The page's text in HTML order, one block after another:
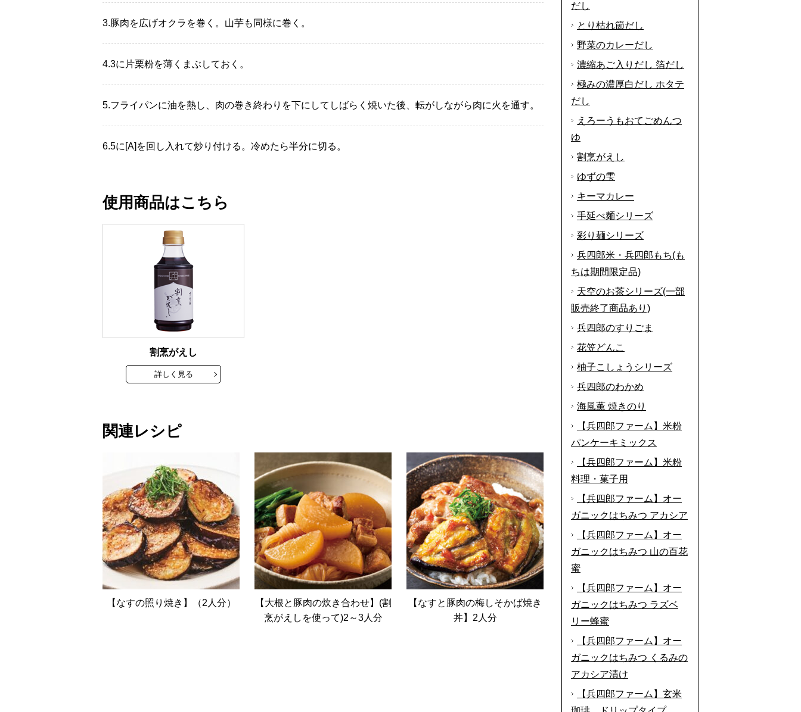
3.豚肉を広げオクラを巻く。山芋も同様に巻く。
4.3に片栗粉を薄くまぶしておく。
5.フライパンに油を熱し、肉の巻き終わりを下にしてしばらく焼いた後、転がしながら肉に火を通す。
6.5に[A]を回し入れて炒り付ける。冷めたら半分に切る。
使用商品はこちら
割烹がえし
詳しく見る
関連レシピ
【なすの照り焼き】（2人分）
【大根と豚肉の炊き合わせ】(割
烹がえしを使って)2～3人分
【なすと豚肉の梅しそかば焼き
丼】2人分
だし
とり枯れ節だし
野菜のカレーだし
濃縮あご入りだし 箔だし
極みの濃厚白だし ホタテ
だし
えろーうもおてごめんつ
ゆ
割烹がえし
ゆずの雫
キーマカレー
手延べ麺シリーズ
彩り麺シリーズ
兵四郎米・兵四郎もち(も
ちは期間限定品)
天空のお茶シリーズ(一部
販売終了商品あり)
兵四郎のすりごま
花笠どんこ
柚子こしょうシリーズ
兵四郎のわかめ
海風薫 焼きのり
【兵四郎ファーム】米粉
パンケーキミックス
【兵四郎ファーム】米粉
料理・菓子用
【兵四郎ファーム】オー
ガニックはちみつ アカシア
【兵四郎ファーム】オー
ガニックはちみつ 山の百花
蜜
【兵四郎ファーム】オー
ガニックはちみつ ラズベ
リー蜂蜜
【兵四郎ファーム】オー
ガニックはちみつ くるみの
アカシア漬け
【兵四郎ファーム】玄米